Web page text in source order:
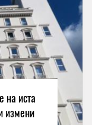
иста
измени